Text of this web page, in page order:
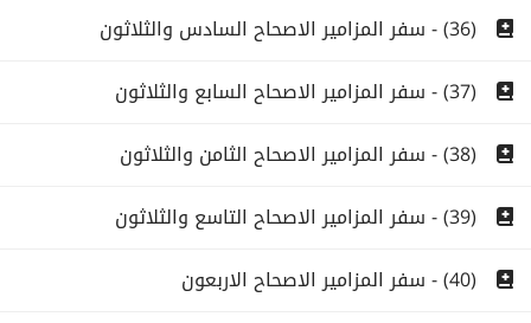
(36) - سفر المزامير الاصحاح السادس والثلاثون
(37) - سفر المزامير الاصحاح السابع والثلاثون
(38) - سفر المزامير الاصحاح الثامن والثلاثون
(39) - سفر المزامير الاصحاح التاسع والثلاثون
(40) - سفر المزامير الاصحاح الاربعون